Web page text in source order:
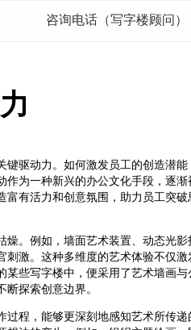
咨询电话（写字楼顾问
驱动力。如何激发员工的创造潜
为一种新兴的办公文化手段，逐
有活力和创意氛围，助力员工突破
。例如，墙面艺术装置、动态光影
激。这种多维度的艺术体验不仅
些写字楼中，便采用了艺术墙画
探索创意边界。
程，能够更深刻地感知艺术所传